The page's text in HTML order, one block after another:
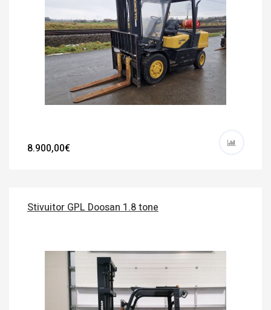
8.900,00€
Stivuitor GPL Doosan 1.8 tone